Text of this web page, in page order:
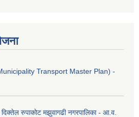
Transport Master Plan) -
दिक्तेल रुपाकोट मझुवागढी नगरपालिका - आ.व.